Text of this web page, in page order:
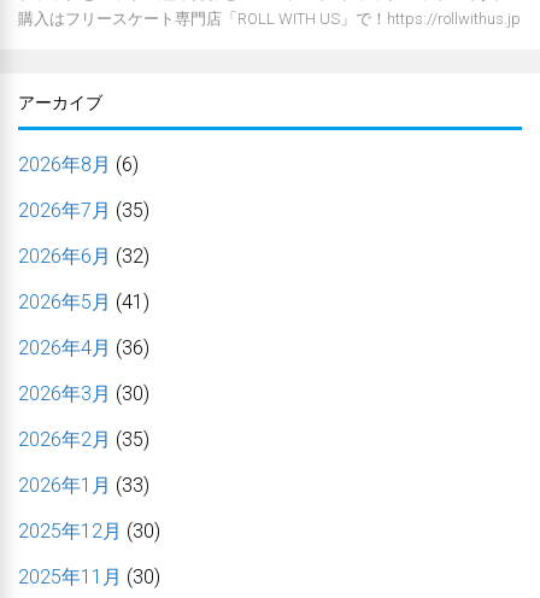
購入はフリースケート専門店「ROLL WITH US」で！https://rollwithus.jp
アーカイブ
2026年8月 (6)
2026年7月 (35)
2026年6月 (32)
2026年5月 (41)
2026年4月 (36)
2026年3月 (30)
2026年2月 (35)
2026年1月 (33)
2025年12月 (30)
2025年11月 (30)